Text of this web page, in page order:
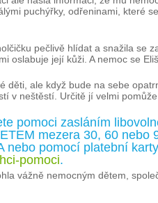
puchýřky, odřeninami, které
pečlivě hlídat a snažila se
oslabuje její kůži. A nemoc se
děti, ale když bude na sebe
v neštěstí. Určitě jí velmi
pomoci zasláním
mezera 30, 60
nebo pomocí platební
pomoci.
vážně nemocným dětem,